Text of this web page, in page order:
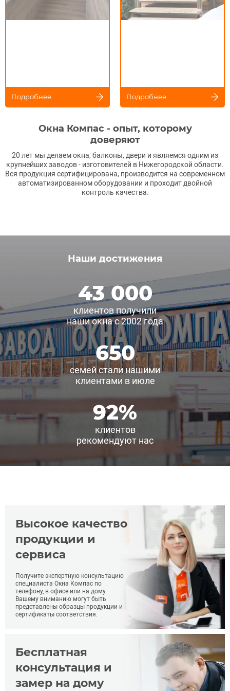
Подробнее Подробнее
Окна Компас - опыт, которому
доверяют
20 лет мы делаем окна, балконы, двери и являемся одним из
крупнейших заводов - изготовителей в Нижегородской области.
Вся продукция сертифицирована, производится на современном
автоматизированном оборудовании и проходит двойной
контроль качества.
Наши достижения
43 000
клиентов получили
наши окна с 2002 года
650
семей стали нашими
клиентами в июле
92%
клиентов
рекомендуют нас
Высокое качество
продукции и
сервиса
Получите экспертную консультацию
специалиста Окна Компас по
телефону, в офисе или на дому.
Вашему вниманию могут быть
представлены образцы продукции и
сертификаты соответствия.
Бесплатная
консультация и
замер на дому